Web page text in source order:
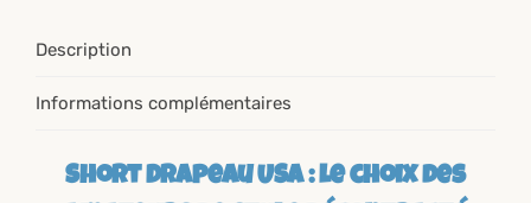
Description
Informations complémentaires
Short Drapeau USA : le choix des